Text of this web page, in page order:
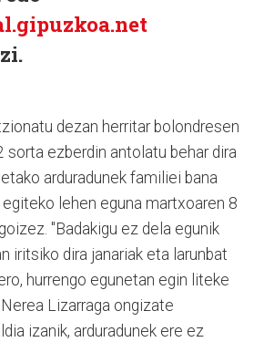
dezan herritar bolondresen
sorta ezberdin antolatu behar dira
arduradunek familiei bana
lehen eguna martxoaren 8
"Badakigu ez dela egunik
iritsiko dira janariak eta larunbat
hurrengo egunetan egin liteke
Lizarraga ongizate
izanik, arduradunek ere ez